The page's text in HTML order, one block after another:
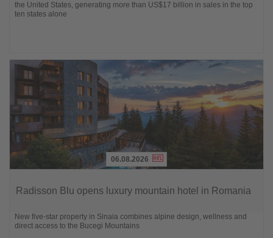
the United States, generating more than US$17 billion in sales in the top
ten states alone
die
06.08.2026
Radisson Blu opens luxury mountain hotel in Romania
New five-star property in Sinaia combines alpine design, wellness and
direct access to the Bucegi Mountains